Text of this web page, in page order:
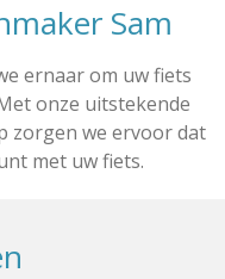
Sam
ernaar om uw fiets
onze uitstekende
zorgen we ervoor dat
met uw fiets.